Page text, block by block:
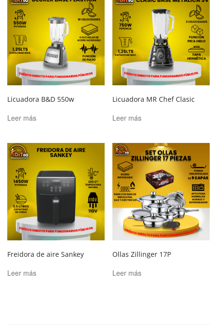
Licuadora B&D 550w
Leer más
Licuadora MR Chef Clasic
Leer más
Freidora de aire Sankey
Leer más
Ollas Zillinger 17P
Leer más